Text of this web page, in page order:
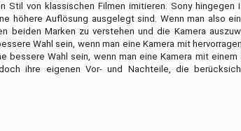
Stil von klassischen Filmen imitieren. Sony
höhere Auflösung ausgelegt sind. Wenn man also
Marken zu verstehen und die Kamera
Wahl sein, wenn man eine Kamera mit
bessere Wahl sein, wenn man eine Kamera mit
ihre eigenen Vor- und Nachteile, die